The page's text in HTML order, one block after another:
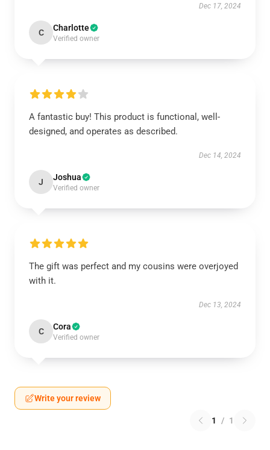
Dec 17, 2024
C Charlotte
Verified owner
A fantastic buy! This product is functional, well-
designed, and operates as described.
Dec 14, 2024
J Joshua
Verified owner
The gift was perfect and my cousins were overjoyed
with it.
Dec 13, 2024
C Cora
Verified owner
Write your review
1 / 1